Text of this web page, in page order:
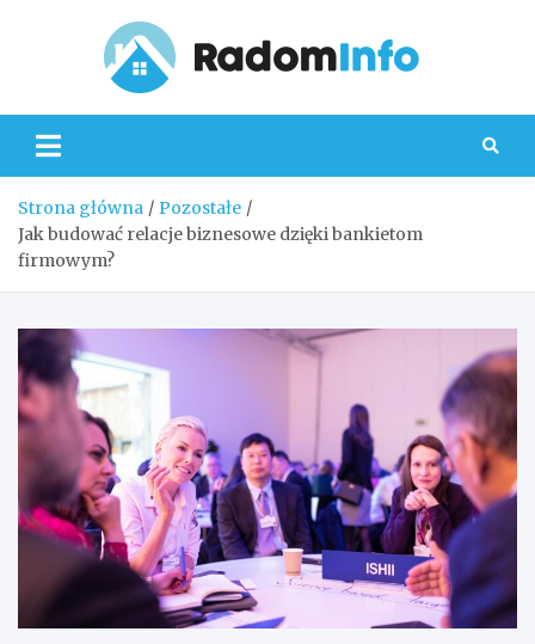
Strona główna
Pozostałe
Jak budować relacje biznesowe dzięki bankietom
firmowym?